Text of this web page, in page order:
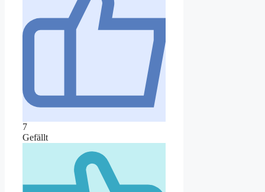
7
Gefällt